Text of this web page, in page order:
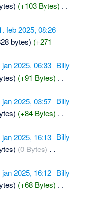
(+103 Bytes) . .
feb 2025, 08:26
bytes) (+271
jan 2025, 06:33 Billy
(+91 Bytes) . .
jan 2025, 03:57 Billy
(+84 Bytes) . .
jan 2025, 16:13 Billy
(0 Bytes) . .
jan 2025, 16:12 Billy
(+68 Bytes) . .